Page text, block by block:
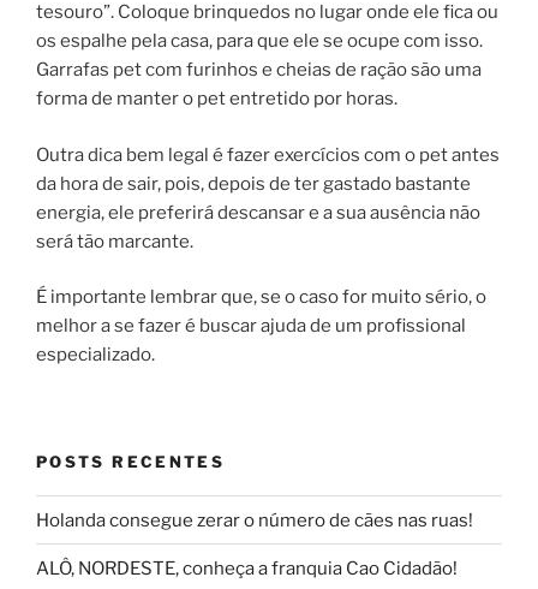
tesouro”. Coloque brinquedos no lugar onde ele fica ou
os espalhe pela casa, para que ele se ocupe com isso.
Garrafas pet com furinhos e cheias de ração são uma
forma de manter o pet entretido por horas.
Outra dica bem legal é fazer exercícios com o pet antes
da hora de sair, pois, depois de ter gastado bastante
energia, ele preferirá descansar e a sua ausência não
será tão marcante.
É importante lembrar que, se o caso for muito sério, o
melhor a se fazer é buscar ajuda de um profissional
especializado.
POSTS RECENTES
Holanda consegue zerar o número de cães nas ruas!
ALÔ, NORDESTE, conheça a franquia Cao Cidadão!